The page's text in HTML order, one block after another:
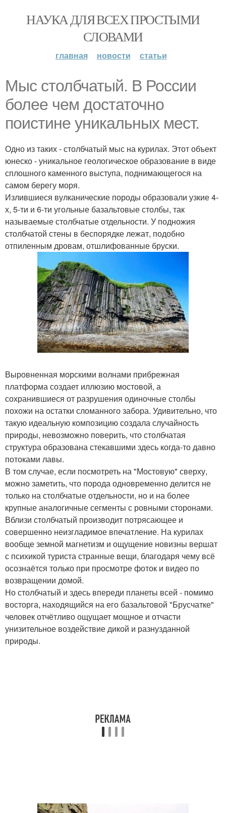
НАУКА ДЛЯ ВСЕХ ПРОСТЫМИ
СЛОВАМИ
главная новости статьи
Мыс столбчатый. В России
более чем достаточно
поистине уникальных мест.
Одно из таких - столбчатый мыс на курилах. Этот объект
юнеско - уникальное геологическое образование в виде
сплошного каменного выступа, поднимающегося на
самом берегу моря.
Излившиеся вулканические породы образовали узкие 4-
х, 5-ти и 6-ти угольные базальтовые столбы, так
называемые столбчатые отдельности. У подножия
столбчатой стены в беспорядке лежат, подобно
отпиленным дровам, отшлифованные бруски.
Выровненная морскими волнами прибрежная
платформа создает иллюзию мостовой, а
сохранившиеся от разрушения одиночные столбы
похожи на остатки сломанного забора. Удивительно, что
такую идеальную композицию создала случайность
природы, невозможно поверить, что столбчатая
структура образована стекавшими здесь когда-то давно
потоками лавы.
В том случае, если посмотреть на "Мостовую" сверху,
можно заметить, что порода одновременно делится не
только на столбчатые отдельности, но и на более
крупные аналогичные сегменты с ровными сторонами.
Вблизи столбчатый производит потрясающее и
совершенно неизгладимое впечатление. На курилах
вообще земной магнетизм и ощущение новизны вершат
с психикой туриста странные вещи, благодаря чему всё
осознаётся только при просмотре фоток и видео по
возвращении домой.
Но столбчатый и здесь впереди планеты всей - помимо
восторга, находящийся на его базальтовой "Брусчатке"
человек отчётливо ощущает мощное и отчасти
унизительное воздействие дикой и разнузданной
природы.